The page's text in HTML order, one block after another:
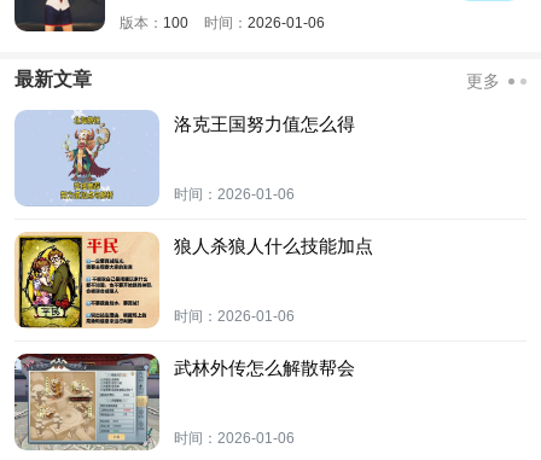
版本： 100 时间： 2026-01-06
最新文章 更多
洛克王国努力值怎么得
时间： 2026-01-06
狼人杀狼人什么技能加点
时间： 2026-01-06
武林外传怎么解散帮会
时间： 2026-01-06